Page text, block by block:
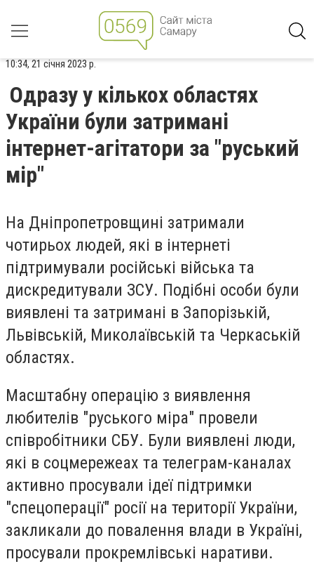
10:34, 21 січня 2023 р.
Одразу у кількох областях
України були затримані
інтернет-агітатори за "руський
мір"
На Дніпропетровщині затримали
чотирьох людей, які в інтернеті
підтримували російські війська та
дискредитували ЗСУ. Подібні особи були
виявлені та затримані в Запорізькій,
Львівській, Миколаївській та Черкаській
областях.
Масштабну операцію з виявлення
любителів "руського міра" провели
співробітники СБУ. Були виявлені люди,
які в соцмережеах та телеграм-каналах
активно просували ідеї підтримки
"спецоперації" росії на території України,
закликали до повалення влади в Україні,
просували прокремлівські наративи.